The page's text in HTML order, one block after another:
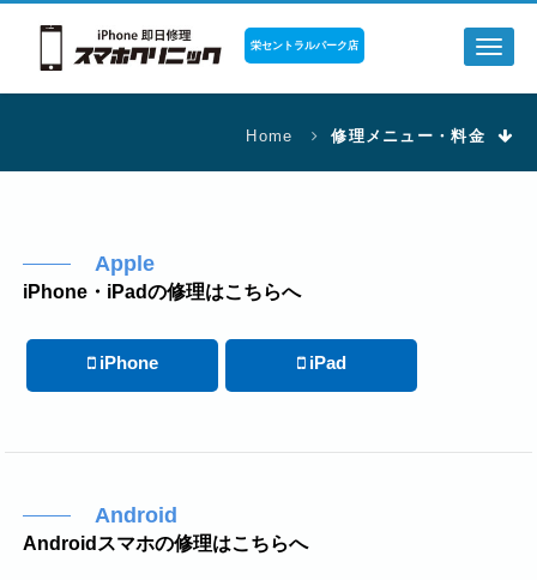
Toggle
栄セントラルパーク店
Home 修理メニュー・料金
Apple
iPhone・iPadの修理はこちらへ
iPhone iPad
Android
Androidスマホの修理はこちらへ